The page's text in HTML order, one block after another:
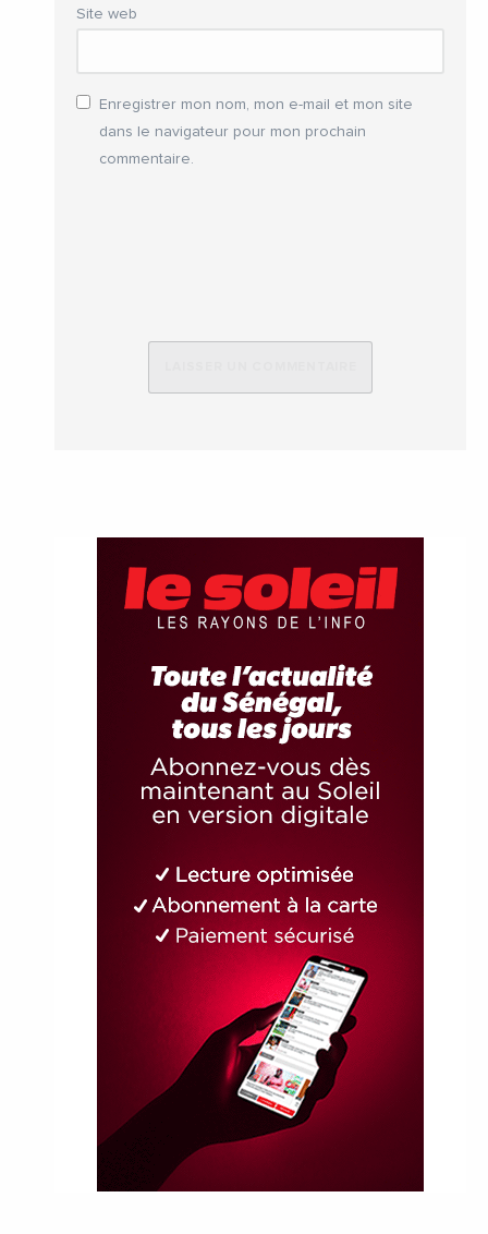
Site web
Enregistrer mon nom, mon e-mail et mon site
dans le navigateur pour mon prochain
commentaire.